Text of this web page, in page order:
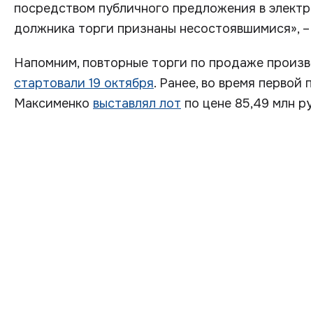
посредством публичного предложения в
должника торги признаны несостоявшимися»,
Напомним, повторные торги по продаже
стартовали 19 октября. Ранее, во время первой
Максименко выставлял лот по цене 85,49 млн